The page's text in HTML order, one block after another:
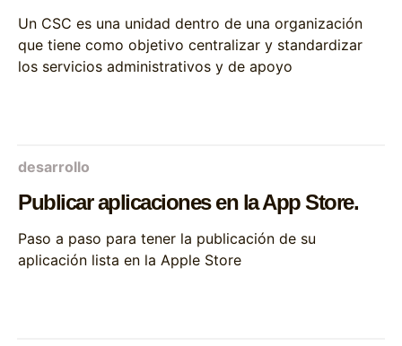
Un CSC es una unidad dentro de una organización
que tiene como objetivo centralizar y standardizar
los servicios administrativos y de apoyo
desarrollo
Publicar aplicaciones en la App Store.
Paso a paso para tener la publicación de su
aplicación lista en la Apple Store